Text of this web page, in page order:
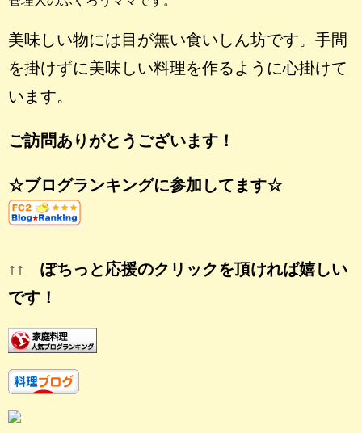
美味しい物には目が無い食いしん坊です。手間
を掛けずに美味しい料理を作るように心掛けて
います。
ご訪問ありがとうございます！
☆ブログランキングに参加してます☆
↑↑ ぽちっと応援のクリックを頂ければ嬉しい
です！